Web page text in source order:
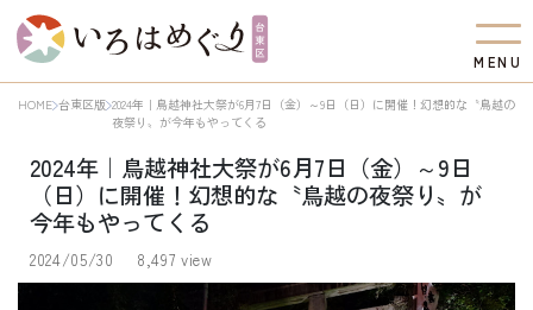
M EN U
HOME 台東区版 2024年｜鳥越神社大祭が6月7日（金）～9日（日）に開催！幻想的な〝鳥越の
夜祭り〟が今年もやってくる
2024年｜鳥越神社大祭が6月7日（金）～9日
（日）に開催！幻想的な〝鳥越の夜祭り〟が
今年もやってくる
2024/05/30 8,497 view